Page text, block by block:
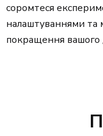
соромтеся
налаштуваннями та
покращення вашого